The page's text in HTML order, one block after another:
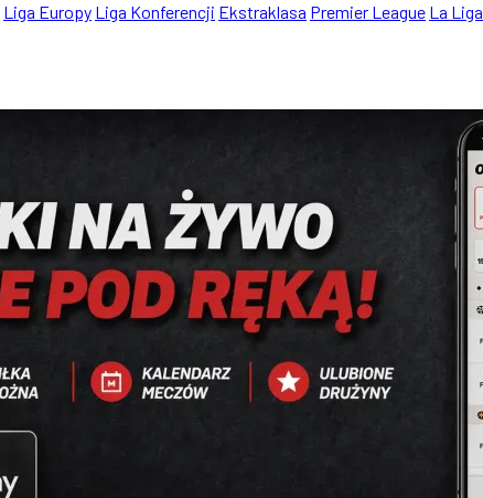
Liga Europy Liga Konferencji Ekstraklasa Premier League La Liga